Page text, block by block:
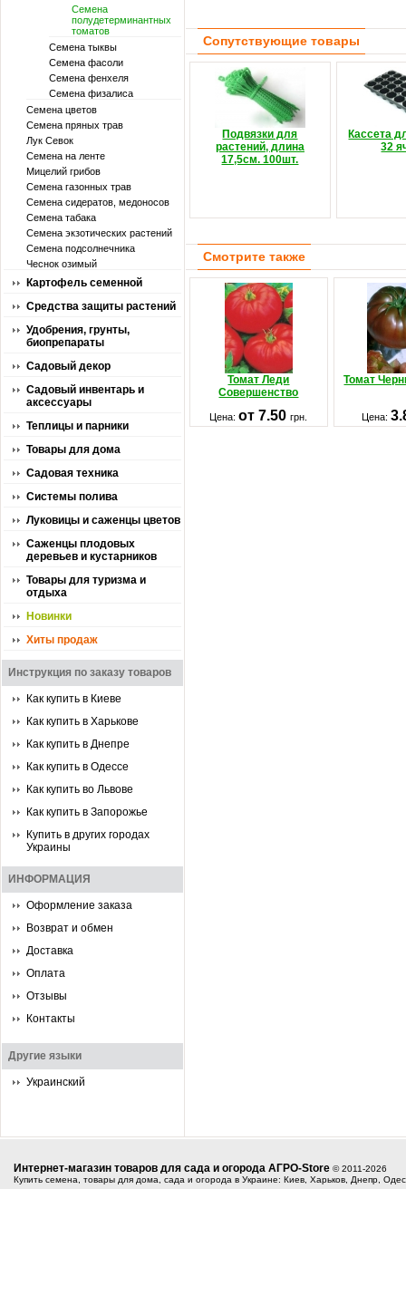
Семена
полудетерминантных
томатов
Семена тыквы
Семена фасоли
Семена фенхеля
Семена физалиса
Семена цветов
Семена пряных трав
Лук Севок
Семена на ленте
Мицелий грибов
Семена газонных трав
Семена сидератов, медоносов
Семена табака
Семена экзотических растений
Семена подсолнечника
Чеснок озимый
Картофель семенной
Средства защиты растений
Удобрения, грунты,
биопрепараты
Садовый декор
Садовый инвентарь и
аксессуары
Теплицы и парники
Товары для дома
Садовая техника
Системы полива
Луковицы и саженцы цветов
Саженцы плодовых
деревьев и кустарников
Товары для туризма и
отдыха
Новинки
Хиты продаж
Инструкция по заказу товаров
Как купить в Киеве
Как купить в Харькове
Как купить в Днепре
Как купить в Одессе
Как купить во Львове
Как купить в Запорожье
Купить в других городах
Украины
ИНФОРМАЦИЯ
Оформление заказа
Возврат и обмен
Доставка
Оплата
Отзывы
Контакты
Другие языки
Украинский
Сопутствующие товары
Подвязки для
растений, длина
17,5см. 100шт.
Кассета
32
Смотрите также
Томат Леди
Совершенство
Томат
Цена:от 7.50грн. Цена:
Интернет-магазин товаров для сада и огорода АГРО-Store © 2011-2026
Купить семена, товары для дома, сада и огорода в Украине: Киев, Харьков, Днепр,